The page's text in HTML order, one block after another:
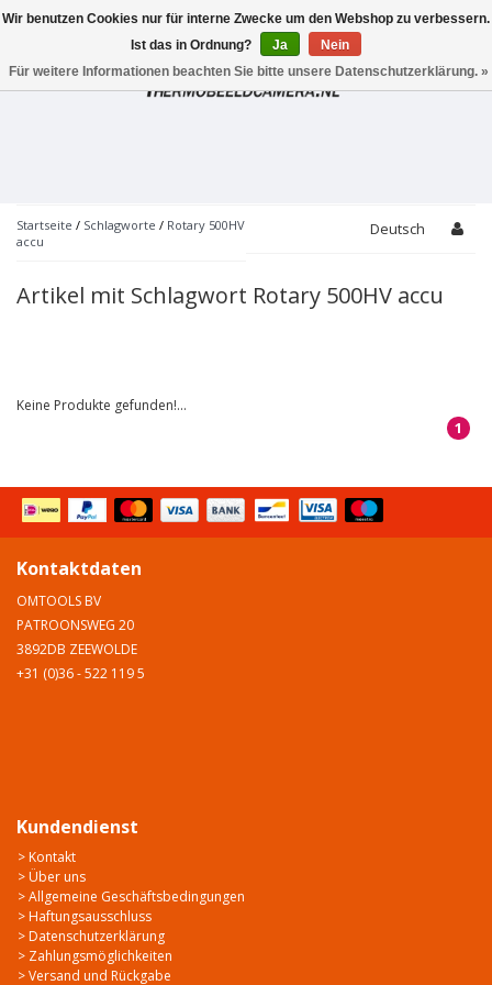
Toggle
Startseite / Schlagworte / Rotary 500HV
accu
Deutsch
Artikel mit Schlagwort Rotary 500HV accu
Keine Produkte gefunden!...
1
Kontaktdaten
OMTOOLS BV
PATROONSWEG 20
3892DB ZEEWOLDE
+31 (0)36 - 522 119 5
Kundendienst
> Kontakt
> Über uns
> Allgemeine Geschäftsbedingungen
> Haftungsausschluss
> Datenschutzerklärung
> Zahlungsmöglichkeiten
> Versand und Rückgabe
Wir benutzen Cookies nur für interne Zwecke um den Webshop zu verbessern.
Ist das in Ordnung?
Ja
Nein
Für weitere Informationen beachten Sie bitte unsere Datenschutzerklärung. »